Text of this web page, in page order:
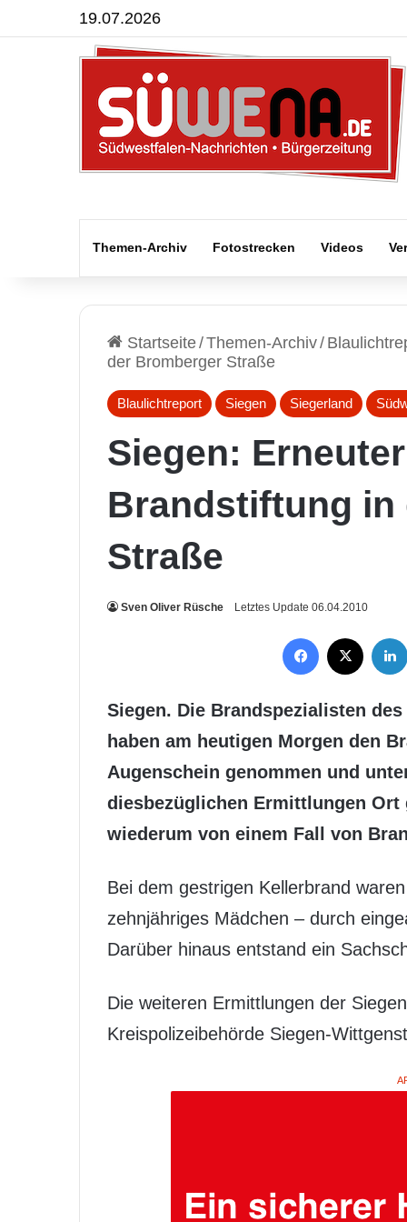
19.07.2026
Themen-Archiv Fotostrecken Videos
Startseite/Themen-Archiv/
der Bromberger Straße
Blaulichtreport Siegen Siegerland
Siegen:
Brandstiftung in
Straße
Sven Oliver Rüsche Letztes Update 06.04.2010
Siegen. Die Brandspezialisten
haben am heutigen Morgen den
Augenschein genommen und
diesbezüglichen Ermittlungen
wiederum von einem Fall von
Bei dem gestrigen Kellerbrand
zehnjähriges Mädchen – durch
Darüber hinaus entstand ein
Die weiteren Ermittlungen der
Kreispolizeibehörde Siegen-